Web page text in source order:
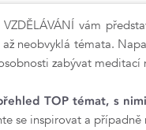
VZDĚLÁVÁNÍ vám
neobvyklá témata.
zabývat meditací
TOP témat, s
se inspirovat a případně